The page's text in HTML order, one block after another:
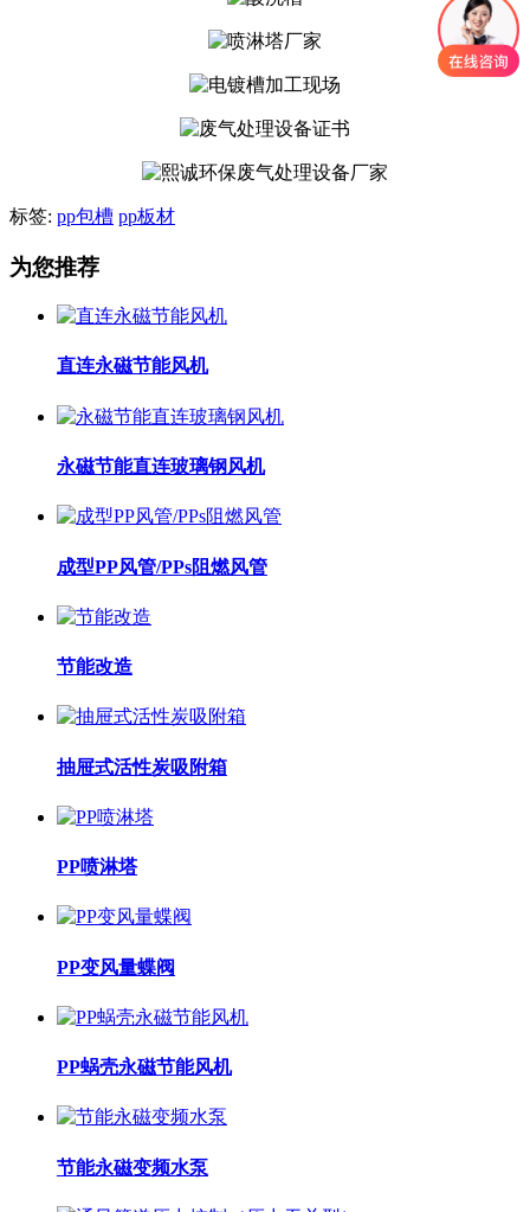
标签: pp包槽 pp板材
为您推荐
直连永磁节能风机
永磁节能直连玻璃钢风机
成型PP风管/PPs阻燃风管
节能改造
抽屉式活性炭吸附箱
PP喷淋塔
PP变风量蝶阀
PP蜗壳永磁节能风机
节能永磁变频水泵